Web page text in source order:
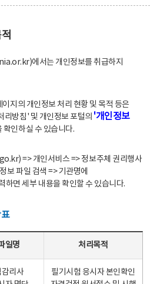
에서는 개인정보를 취급하지
지의 개인정보 처리 현황 및 목적 등은
리방침' 및 개인정보 포털의 '개인정보
확인하실 수 있습니다.
=> 개인서비스 => 정보주체 권리행사
보 파일 검색 => 기관명에
면 세부 내용을 확인할 수 있습니다.
일명 처리목적
리사
필기시험 응시자 본인확인